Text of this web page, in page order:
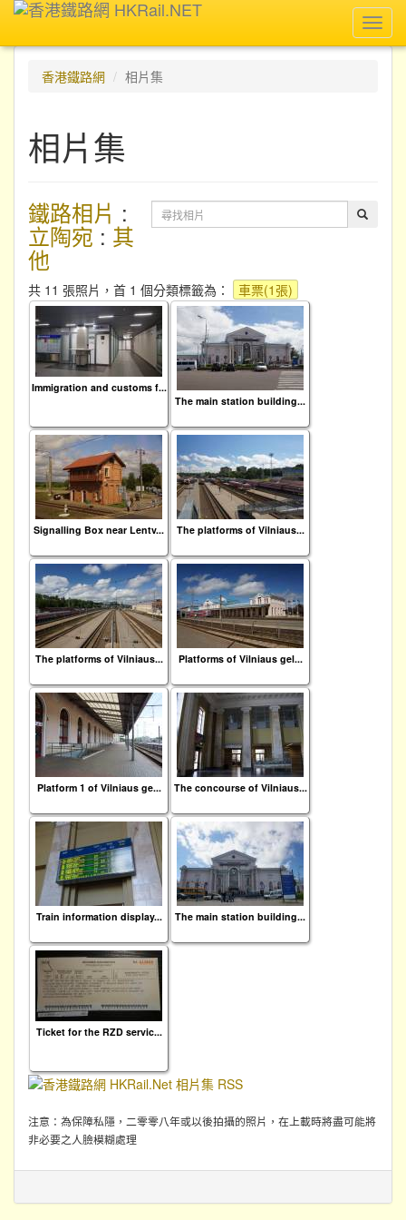
香港鐵路網
相片集
相片集
鐵路相片 :
立陶宛 : 其
他
共 11 張照片，首 1 個分類標籤為： 車票(1張)
Immigration and customs f...
The main station building...
Signalling Box near Lentv... The platforms of Vilniaus...
The platforms of Vilniaus... Platforms of Vilniaus gel...
Platform 1 of Vilniaus ge... The concourse of Vilniaus...
Train information display... The main station building...
Ticket for the RZD servic...
注意：為保障私隱，二零零八年或以後拍攝的照片，在上載時將盡可能將
非必要之人臉模糊處理